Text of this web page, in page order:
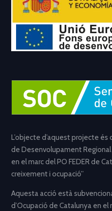
L’objecte d’aquest projecte és
de Desenvolupament Regional
en el marc del PO FEDER de
creixement i ocupació”
Aquesta acció està
d’Ocupació de Catalunya en el